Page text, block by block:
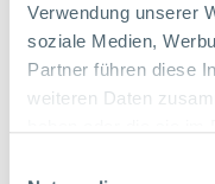
Verwendung unserer
soziale Medien,
Partner führen diese
weiteren Daten